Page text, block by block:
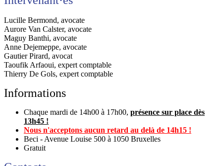
Lucille Bermond, avocate
Aurore Van Calster, avocate
Maguy Banthi, avocate
Anne Dejemeppe, avocate
Gautier Pirard, avocat
Taoufik Arfaoui, expert comptable
Thierry De Gols, expert comptable
Informations
Chaque mardi de 14h00 à 17h00, présence sur place dès
13h45 !
Nous n'acceptons aucun retard au delà de 14h15 !
Beci - Avenue Louise 500 à 1050 Bruxelles
Gratuit